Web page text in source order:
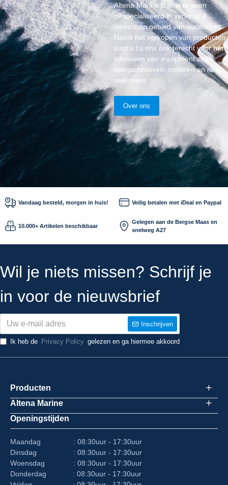
Altena Marine B.V. is al jaren
gespecialiseerd in verkoop &
service op gebied van watersport.
Naast het verkopen van producten
kunt u bij ons ook terecht voor het
inbouwen van equipment zoals
boegschroeven, motoren en nog
veel meer.
Over ons
Vandaag besteld, morgen in huis! Veilig betalen met iDeal en Paypal
10.000+ Artikelen beschikbaar
Gelegen aan de Bergse Maas en
snelweg A27
Wil je niets missen? Schrijf je
in voor de nieuwsbrief
Inschrijven
Ik heb de Privacy Policy gelezen en ga hiermee akkoord
Producten
Altena Marine
Openingstijden
Maandag : 08:30uur - 17:30uur
Dinsdag : 08:30uur - 17:30uur
Woensdag : 08:30uur - 17:30uur
Donderdag : 08:30uur - 17:30uur